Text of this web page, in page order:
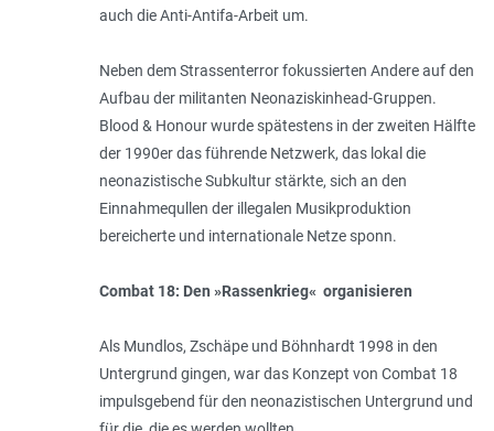
auch die Anti-Antifa-Arbeit um.
Neben dem Strassenterror fokussierten Andere auf den
Aufbau der militanten Neonaziskinhead-Gruppen.
Blood & Honour wurde spätestens in der zweiten Hälfte
der 1990er das führende Netzwerk, das lokal die
neonazistische Subkultur stärkte, sich an den
Einnahmequllen der illegalen Musikproduktion
bereicherte und internationale Netze sponn.
Combat 18: Den »Rassenkrieg« organisieren
Als Mundlos, Zschäpe und Böhnhardt 1998 in den
Untergrund gingen, war das Konzept von Combat 18
impulsgebend für den neonazistischen Untergrund und